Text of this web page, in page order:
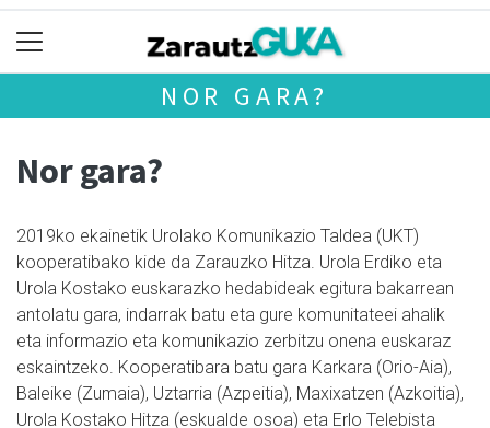
NOR GARA?
Nor gara?
2019ko ekainetik Urolako Komunikazio Taldea (UKT)
kooperatibako kide da Zarauzko Hitza. Urola Erdiko eta
Urola Kostako euskarazko hedabideak egitura bakarrean
antolatu gara, indarrak batu eta gure komunitateei ahalik
eta informazio eta komunikazio zerbitzu onena euskaraz
eskaintzeko. Kooperatibara batu gara Karkara (Orio-Aia),
Baleike (Zumaia), Uztarria (Azpeitia), Maxixatzen (Azkoitia),
Urola Kostako Hitza (eskualde osoa) eta Erlo Telebista